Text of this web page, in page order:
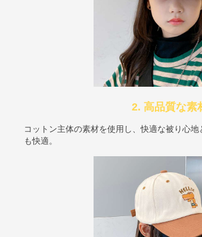
2. 高品質な素
コットン主体の素材を使用し、快適な被り心
も快適。